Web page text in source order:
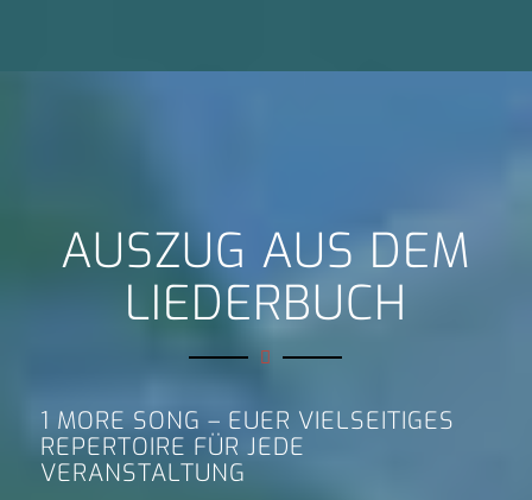
AUSZUG AUS DEM
LIEDERBUCH
1 MORE SONG – EUER VIELSEITIGES
REPERTOIRE FÜR JEDE
VERANSTALTUNG